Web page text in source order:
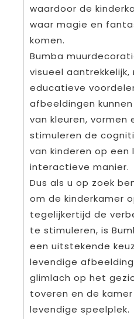
waardoor de
waar magie en
komen.
Bumba
visueel
educatieve
afbeeldingen
van kleuren, vormen
stimuleren de
van kinderen op een
interactieve manier.
Dus als u op zoek
om de kinderkamer
tegelijkertijd de
te stimuleren, is
een uitstekende
levendige
glimlach op het
toveren en de
levendige speelplek.